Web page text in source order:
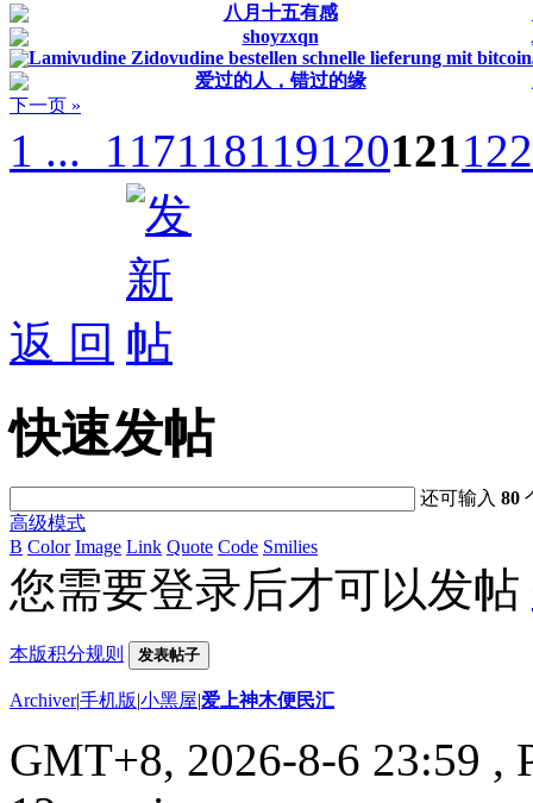
八月十五有感
shoyzxqn
Lamivudine Zidovudine bestellen schnelle lieferung mit bitcoin
爱过的人，错过的缘
下一页 »
1 ... 117118119120121122
返 回
快速发帖
还可输入80
高级模式
B Color Image Link Quote Code Smilies
您需要登录后才可以发帖
本版积分规则 发表帖子
Archiver|手机版|小黑屋|爱上神木便民汇
GMT+8, 2026-8-6 23:59 ,